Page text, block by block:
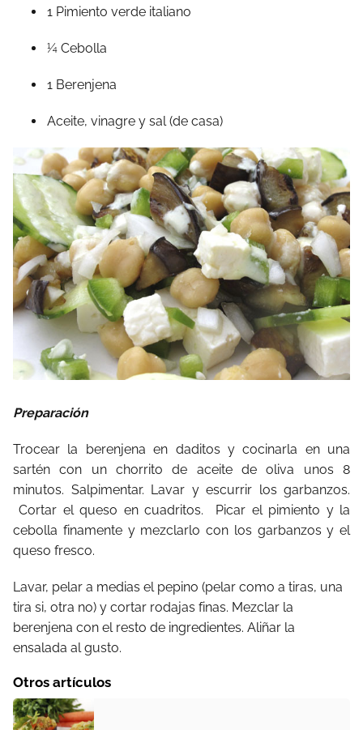
1 Pimiento verde italiano
¼ Cebolla
1 Berenjena
Aceite, vinagre y sal (de casa)
Preparación
Trocear la berenjena en daditos y cocinarla en una
sartén con un chorrito de aceite de oliva unos 8
minutos. Salpimentar. Lavar y escurrir los garbanzos.
Cortar el queso en cuadritos.
Picar el pimiento y la
cebolla finamente y mezclarlo con los garbanzos y el
queso fresco.
Lavar, pelar a medias el pepino (pelar como a tiras, una
tira si, otra no) y cortar rodajas finas. Mezclar la
berenjena con el resto de ingredientes. Aliñar la
ensalada al gusto.
Otros artículos